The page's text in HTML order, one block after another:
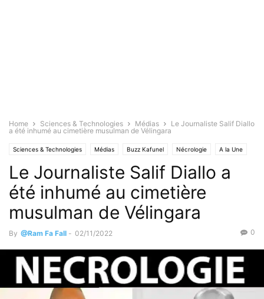
Home Sciences & Technologies Médias
Le Journaliste Salif Diallo
a été inhumé au cimetière musulman de Vélingara
Sciences & Technologies Médias Buzz Kafunel Nécrologie A la Une
Le Journaliste Salif Diallo a
été inhumé au cimetière
musulman de Vélingara
By @Ram Fa Fall - 02/11/2022 0